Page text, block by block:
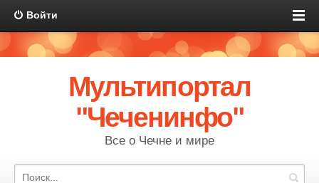
Войти
Мультипортал
"Чеченинфо"
Все о Чечне и мире